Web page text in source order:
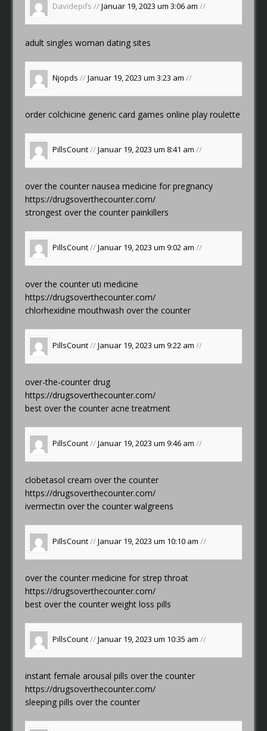
Davidepifs //Januar 19, 2023 um 3:06 am//
adult singleswoman dating sites
Njopds //Januar 19, 2023 um 3:23 am//
order colchicine genericcard games online play roulette
PillsCount//Januar 19, 2023 um 8:41 am//
over the counter nausea medicine for pregnancy
https://drugsoverthecounter.com/
strongest over the counter painkillers
PillsCount//Januar 19, 2023 um 9:02 am//
over the counter uti medicine
https://drugsoverthecounter.com/
chlorhexidine mouthwash over the counter
PillsCount//Januar 19, 2023 um 9:22 am//
over-the-counter drug
https://drugsoverthecounter.com/
best over the counter acne treatment
PillsCount//Januar 19, 2023 um 9:46 am//
clobetasol cream over the counter
https://drugsoverthecounter.com/
ivermectin over the counter walgreens
PillsCount//Januar 19, 2023 um 10:10 am//
over the counter medicine for strep throat
https://drugsoverthecounter.com/
best over the counter weight loss pills
PillsCount//Januar 19, 2023 um 10:35 am//
instant female arousal pills over the counter
https://drugsoverthecounter.com/
sleeping pills over the counter